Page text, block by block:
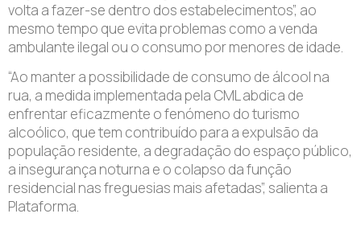
volta a fazer-se dentro dos estabelecimentos”, ao
mesmo tempo que evita problemas como a venda
ambulante ilegal ou o consumo por menores de idade.
“Ao manter a possibilidade de consumo de álcool na
rua, a medida implementada pela CML abdica de
enfrentar eficazmente o fenómeno do turismo
alcoólico, que tem contribuído para a expulsão da
população residente, a degradação do espaço público,
a insegurança noturna e o colapso da função
residencial nas freguesias mais afetadas”, salienta a
Plataforma.